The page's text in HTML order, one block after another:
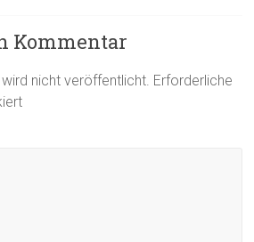
Kommentar
nicht veröffentlicht. Erforderliche